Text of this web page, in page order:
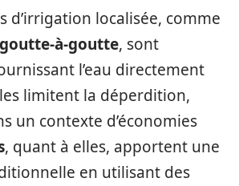
d’irrigation localisée, comme
goutte-à-goutte, sont
l’eau directement
limitent la déperdition,
un contexte d’économies
, quant à elles, apportent une
en utilisant des